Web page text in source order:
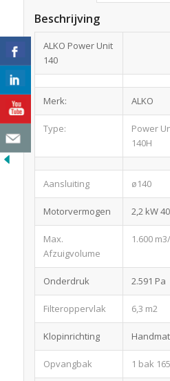
Beschrijving
ALKO Power Unit
140
Merk: ALKO
Type:
Power
140H
Aansluiting ø140
Motorvermogen 2,2 kW
Max.
Afzuigvolume
1.600
Onderdruk 2.591 Pa
Filteroppervlak 6,3 m2
Klopinrichting
Opvangbak 1 bak